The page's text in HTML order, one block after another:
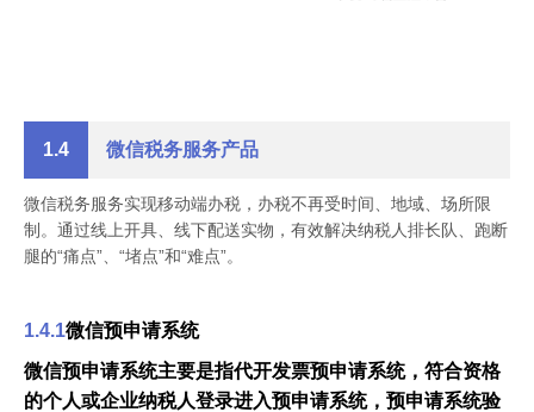
1.4 微信税务服务产品
微信税务服务实现移动端办税，办税不再受时间、地域、场所限
制。通过线上开具、线下配送实物，有效解决纳税人排长队、跑断
腿的“痛点”、“堵点”和“难点”。
1.4.1微信预申请系统
微信预申请系统主要是指代开发票预申请系统，符合资格
的个人或企业纳税人登录进入预申请系统，预申请系统验